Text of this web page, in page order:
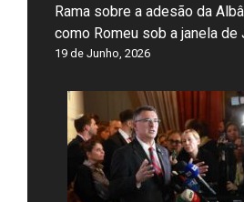
Rama sobre a adesão da
como Romeu sob a janela de
19 de Junho, 2026